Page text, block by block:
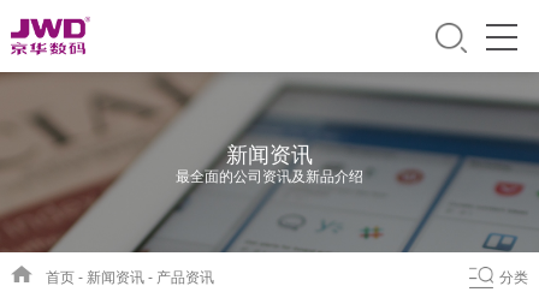
新闻资讯
最全面的公司资讯及新品介绍
首页- 新闻资讯- 产品资讯 分类